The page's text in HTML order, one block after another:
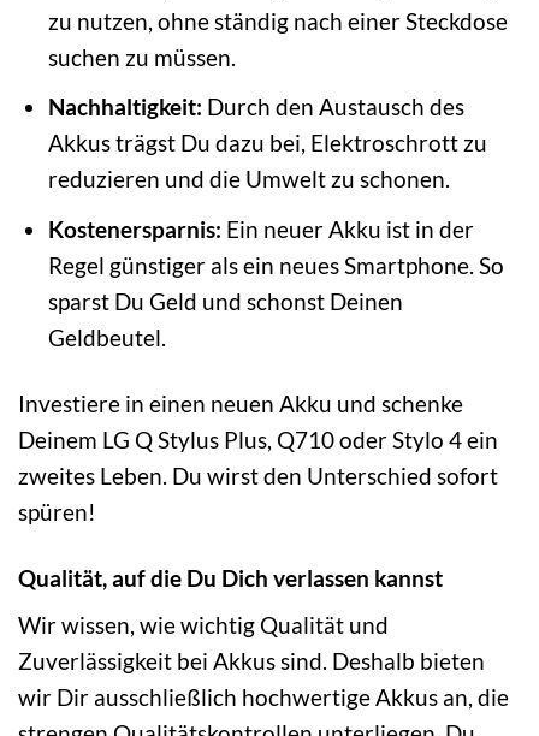
zu nutzen, ohne ständig nach einer Steckdose
suchen zu müssen.
Nachhaltigkeit: Durch den Austausch des
Akkus trägst Du dazu bei, Elektroschrott zu
reduzieren und die Umwelt zu schonen.
Kostenersparnis: Ein neuer Akku ist in der
Regel günstiger als ein neues Smartphone. So
sparst Du Geld und schonst Deinen
Geldbeutel.
Investiere in einen neuen Akku und schenke
Deinem LG Q Stylus Plus, Q710 oder Stylo 4 ein
zweites Leben. Du wirst den Unterschied sofort
spüren!
Qualität, auf die Du Dich verlassen kannst
Wir wissen, wie wichtig Qualität und
Zuverlässigkeit bei Akkus sind. Deshalb bieten
wir Dir ausschließlich hochwertige Akkus an, die